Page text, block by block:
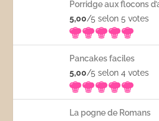
5,00/5 selon 5votes
Pancakes faciles
5,00/5 selon 4votes
La pogne de Romans